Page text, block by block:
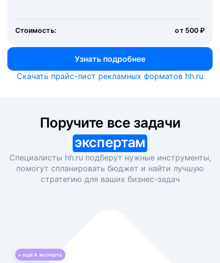
Стоимость: от 500 ₽
Узнать подробнее
Скачать прайс-лист рекламных форматов hh.ru
экспертам
Специалисты hh.ru подберут нужные инструменты,
помогут спланировать бюджет и найти лучшую
стратегию для ваших бизнес-задач
+ ещё4 эксперта